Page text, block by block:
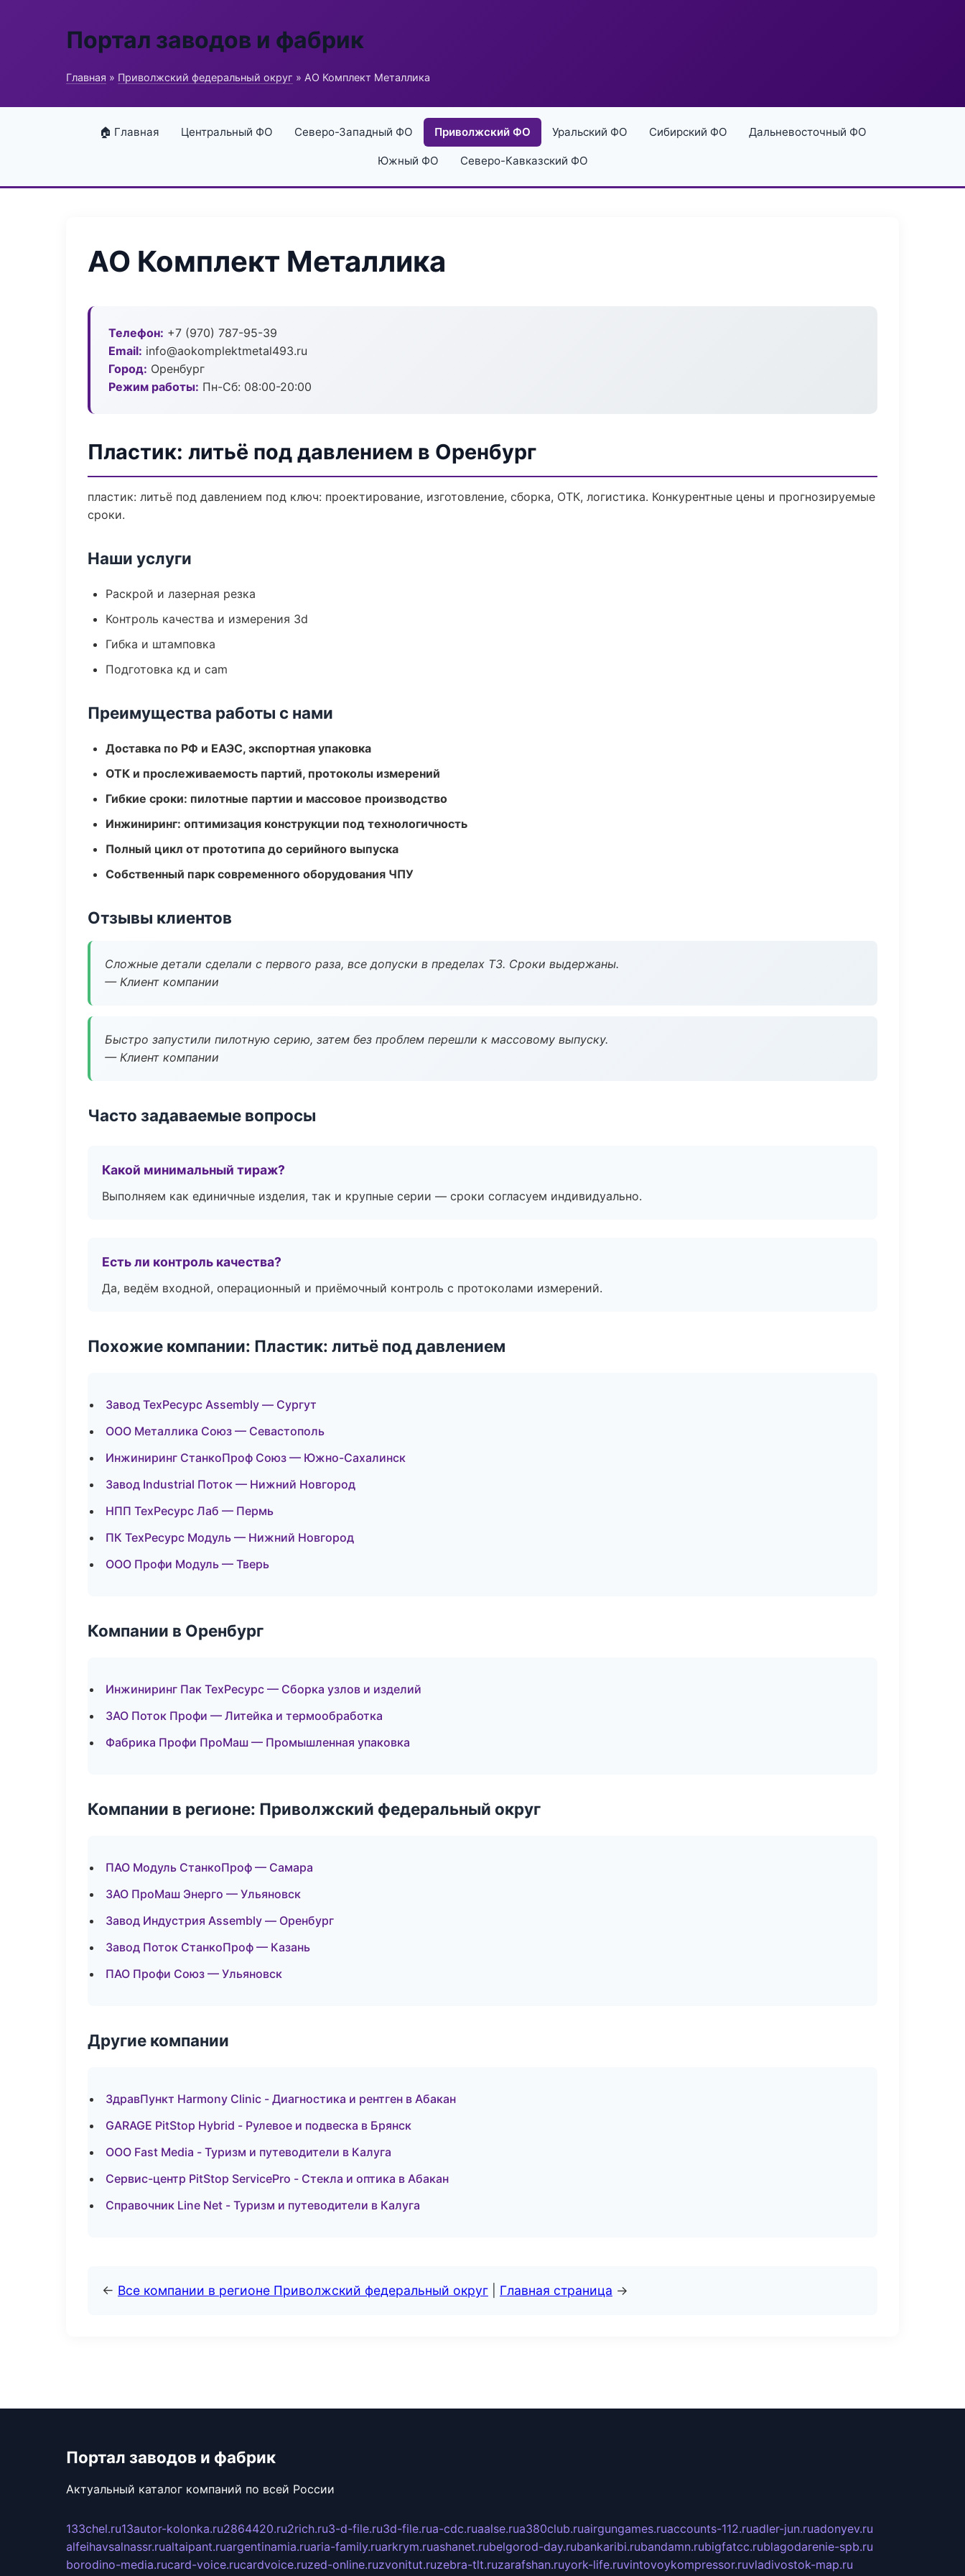
Портал заводов и фабрик
Главная » Приволжский федеральный округ » АО Комплект Металлика
🏠 Главная Центральный ФО Северо-Западный ФО Приволжский ФО Уральский ФО Сибирский ФО Дальневосточный ФО
Южный ФО Северо-Кавказский ФО
АО Комплект Металлика
Телефон: +7 (970) 787-95-39
Email: info@aokomplektmetal493.ru
Город: Оренбург
Режим работы: Пн-Сб: 08:00-20:00
Пластик: литьё под давлением в Оренбург
пластик: литьё под давлением под ключ: проектирование, изготовление, сборка, ОТК, логистика. Конкурентные цены и прогнозируемые
сроки.
Наши услуги
Раскрой и лазерная резка
Контроль качества и измерения 3d
Гибка и штамповка
Подготовка кд и cam
Преимущества работы с нами
Доставка по РФ и ЕАЭС, экспортная упаковка
ОТК и прослеживаемость партий, протоколы измерений
Гибкие сроки: пилотные партии и массовое производство
Инжиниринг: оптимизация конструкции под технологичность
Полный цикл от прототипа до серийного выпуска
Собственный парк современного оборудования ЧПУ
Отзывы клиентов
Сложные детали сделали с первого раза, все допуски в пределах ТЗ. Сроки выдержаны.
— Клиент компании
Быстро запустили пилотную серию, затем без проблем перешли к массовому выпуску.
— Клиент компании
Часто задаваемые вопросы
Какой минимальный тираж?
Выполняем как единичные изделия, так и крупные серии — сроки согласуем индивидуально.
Есть ли контроль качества?
Да, ведём входной, операционный и приёмочный контроль с протоколами измерений.
Похожие компании: Пластик: литьё под давлением
Завод ТехРесурс Assembly — Сургут
ООО Металлика Союз — Севастополь
Инжиниринг СтанкоПроф Союз — Южно-Сахалинск
Завод Industrial Поток — Нижний Новгород
НПП ТехРесурс Лаб — Пермь
ПК ТехРесурс Модуль — Нижний Новгород
ООО Профи Модуль — Тверь
Компании в Оренбург
Инжиниринг Пак ТехРесурс — Сборка узлов и изделий
ЗАО Поток Профи — Литейка и термообработка
Фабрика Профи ПроМаш — Промышленная упаковка
Компании в регионе: Приволжский федеральный округ
ПАО Модуль СтанкоПроф — Самара
ЗАО ПроМаш Энерго — Ульяновск
Завод Индустрия Assembly — Оренбург
Завод Поток СтанкоПроф — Казань
ПАО Профи Союз — Ульяновск
Другие компании
ЗдравПункт Harmony Clinic - Диагностика и рентген в Абакан
GARAGE PitStop Hybrid - Рулевое и подвеска в Брянск
ООО Fast Media - Туризм и путеводители в Калуга
Сервис-центр PitStop ServicePro - Стекла и оптика в Абакан
Справочник Line Net - Туризм и путеводители в Калуга
← Все компании в регионе Приволжский федеральный округ Главная страница →
Портал заводов и фабрик
Актуальный каталог компаний по всей России
133chel.ru13autor-kolonka.ru2864420.ru2rich.ru3-d-file.ru3d-file.rua-cdc.ruaalse.rua380club.ruairgungames.ruaccounts-112.ruadler-jun.ruadonyev.ru
alfeihavsalnassr.rualtaipant.ruargentinamia.ruaria-family.ruarkrym.ruashanet.rubelgorod-day.rubankaribi.rubandamn.rubigfatcc.rublagodarenie-spb.ru
borodino-media.rucard-voice.rucardvoice.ruzed-online.ruzvonitut.ruzebra-tlt.ruzarafshan.ruyork-life.ruvintovoykompressor.ruvladivostok-map.ru